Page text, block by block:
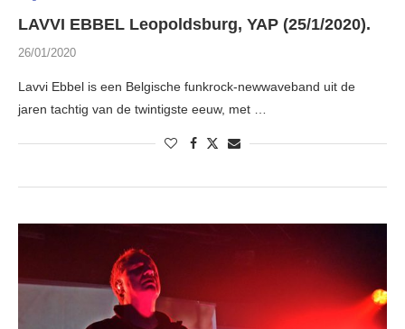
LAVVI EBBEL Leopoldsburg, YAP (25/1/2020).
26/01/2020
Lavvi Ebbel is een Belgische funkrock-newwaveband uit de
jaren tachtig van de twintigste eeuw, met …